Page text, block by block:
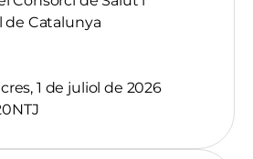
de Catalunya
1 de juliol de 2026